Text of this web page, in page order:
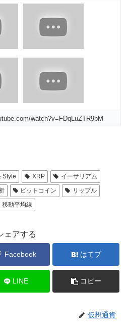
watch?v=FDqLuZTR9pM
Style XRP
イーサリアム
ビットコイン
リップル
移動平均線
ェアする
Facebook はてブ
LINE コピー
仮想通貨